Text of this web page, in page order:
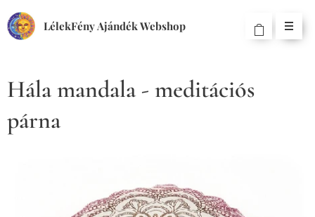
LélekFény Ajándék Webshop
Hála mandala - meditációs
párna